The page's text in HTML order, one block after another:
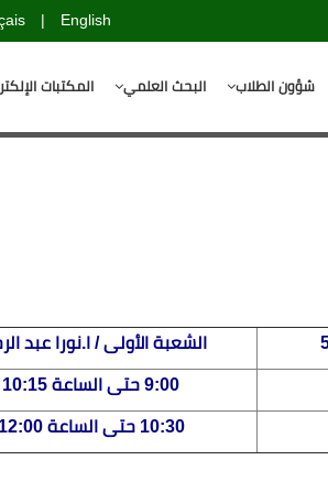
English
|
شؤون الطلاب البحث العلمي المكتبات
الشعبة الأولى / ا.نورا عبد
9:00 حتى الساعة 10:15
10:30 حتى الساعة 12:00